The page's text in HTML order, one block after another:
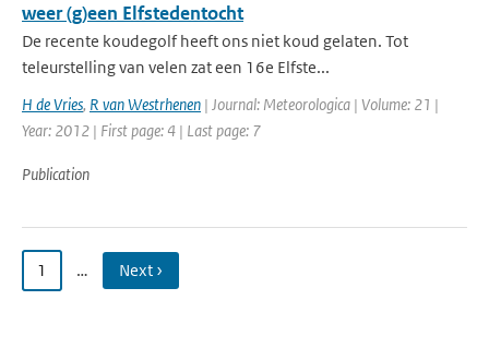
weer (g)een Elfstedentocht
De recente koudegolf heeft ons niet koud gelaten. Tot
teleurstelling van velen zat een 16e Elfste...
H de Vries, R van Westrhenen | Journal: Meteorologica | Volume: 21 |
Year: 2012 | First page: 4 | Last page: 7
Publication
1 … Next ›